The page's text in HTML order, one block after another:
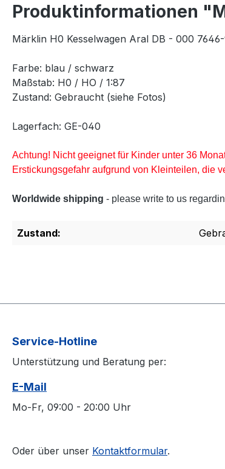
Produktinformationen
Märklin H0 Kesselwagen Aral DB - 000
Farbe: blau / schwarz
Maßstab: H0 / HO / 1:87
Zustand: Gebraucht (siehe Fotos)
Lagerfach: GE-040
Achtung! Nicht geeignet für Kinder unter 36
Erstickungsgefahr aufgrund von Kleinteilen, die
Worldwide shipping - please write to us
Zustand:
Service-Hotline
Unterstützung und Beratung per:
E-Mail
Mo-Fr, 09:00 - 20:00 Uhr
Oder über unser Kontaktformular.